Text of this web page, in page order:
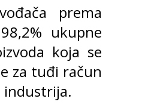
prema
ukupne
koja se
za tuđi račun
industrija.